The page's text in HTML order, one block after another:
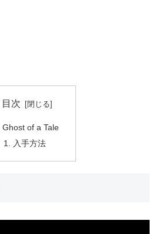
目次
Ghost of a Tale
入手方法